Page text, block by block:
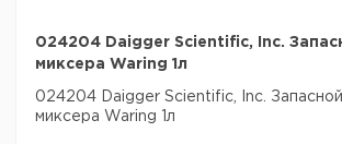
024204 Daigger Scientific, Inc.
миксера Waring 1л
024204 Daigger Scientific, Inc.
миксера Waring 1л